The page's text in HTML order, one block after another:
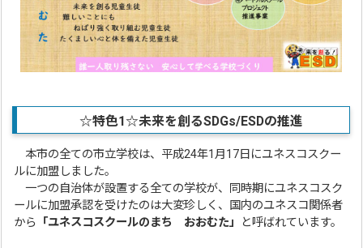
☆特色1☆未来を創るSDGs/ESDの推進
本市の全ての市立学校は、平成24年1月17日にユネスコスクー
ルに加盟しました。
一つの自治体が設置する全ての学校が、同時期にユネスコスク
ールに加盟承認を受けたのは大変珍しく、国内のユネスコ関係者
から
「ユネスコスクールのまち おおむた」 と呼ばれています。